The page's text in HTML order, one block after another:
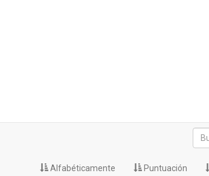
Alfabéticamente Puntuación